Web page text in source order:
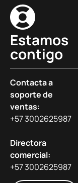
Estamos
contigo
Contacta a
soporte de
ventas:
+57 3002625987
Directora
comercial:
+57 3002625987